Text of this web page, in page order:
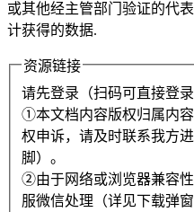
或其他经主管部门验证的代
计获得的数据.
资源链接
请先登录（扫码可直接登录
①本文档内容版权归属内
权申诉，请及时联系我方
脚）。
②由于网络或浏览器兼容
服微信处理（详见下载弹